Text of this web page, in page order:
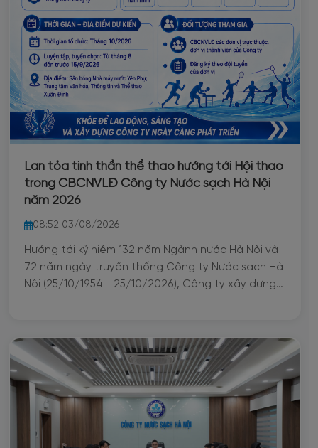
Lan tỏa tinh thần thể thao hướng tới Hội thao
trong CBCNVLĐ Công ty Nước sạch Hà Nội
năm 2026
08:52 03/08/2026
Hướng tới kỷ niệm 132 năm Ngành nước Hà Nội và
72 năm ngày truyền thống Công ty Nước sạch Hà
Nội (25/10/1954 - 25/10/2026), Công ty xây dựng
nâng cao sức khỏe, đời sống tinh thần và tăng
cường sự đoàn kết trong toàn thể các phòng
ban, đơn vị trong toàn Công ty